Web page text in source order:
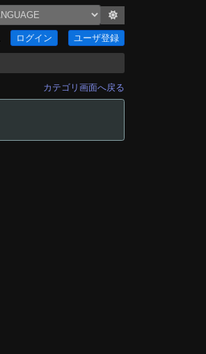
ログイン ユーザ登録
カテゴリ画面へ戻る